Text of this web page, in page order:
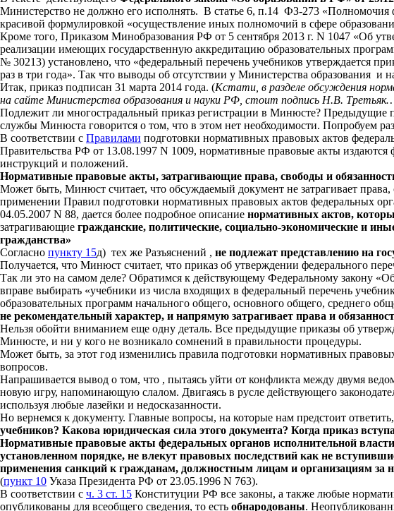
Министерство не должно его исполнять. В статье 6, п.14 ФЗ-273 «Полномочия
красивой формулировкой «осуществление иных полномочий в сфере
Кроме того, Приказом Минобразования РФ от 5 сентября 2013 г. N 1047 «Об
реализации имеющих государственную аккредитацию образовательных
№ 30213) установлено, что «федеральный перечень учебников утверждается
раз в три года». Так что выводы об отсутствии у Министерства образования
Итак, приказ подписан 31 марта 2014 года. (Кстати, в разделе обсуждения
на сайте Министерства образования и науки РФ, стоит подпись Н.В.
Подлежит ли многострадальный приказ регистрации в Минюсте? Предыдущие
службы Минюста говорится о том, что в этом нет необходимости. Попробуем
В соответствии с Правилами подготовки нормативных правовых актов
Правительства РФ от 13.08.1997 N 1009, нормативные правовые акты
инструкций и положений.
Нормативные правовые акты, затрагивающие права, свободы и
Может быть, Минюст считает, что обсуждаемый документ не затрагивает
применении Правил подготовки нормативных правовых актов федеральных
04.05.2007 N 88, дается более подробное описание нормативных актов,
затрагивающие гражданские, политические, социально-экономические и
гражданства»
Согласно пункту 15д) тех же Разъяснений , не подлежат представлению на
Получается, что Минюст считает, что приказ об утверждении федерального
Так ли это на самом деле? Обратимся к действующему Федеральному закону
вправе выбирать «учебники из числа входящих в федеральный перечень
образовательных программ начального общего, основного общего, среднего
не рекомендательный характер, и напрямую затрагивает права и
Нельзя обойти вниманием еще одну деталь. Все предыдущие приказы об
Минюсте, и ни у кого не возникало сомнений в правильности процедуры.
Может быть, за этот год изменились правила подготовки нормативных
вопросов.
Напрашивается вывод о том, что , пытаясь уйти от конфликта между двумя
новую игру, напоминающую слалом. Двигаясь в русле действующего
используя любые лазейки и недосказанности.
Но вернемся к документу. Главные вопросы, на которые нам предстоит
учебников? Какова юридическая сила этого документа? Когда приказ
Нормативные правовые акты федеральных органов исполнительной
установленном порядке, не влекут правовых последствий как не
применения санкций к гражданам, должностным лицам и организациям за
(пункт 10 Указа Президента РФ от 23.05.1996 N 763).
В соответствии с ч. 3 ст. 15 Конституции РФ все законы, а также любые
опубликованы для всеобщего сведения, то есть обнародованы.